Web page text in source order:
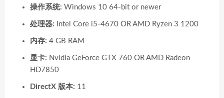
操作系统: Windows 10 64-bit or newer
处理器: Intel Core i5-4670 OR AMD Ryzen 3 1200
内存: 4 GB RAM
显卡: Nvidia GeForce GTX 760 OR AMD Radeon
HD7850
DirectX 版本: 11